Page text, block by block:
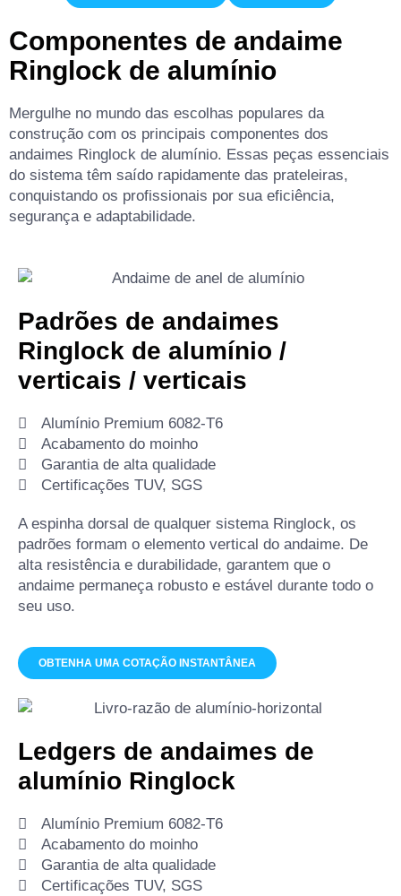
Componentes de andaime
Ringlock de alumínio
Mergulhe no mundo das escolhas populares da
construção com os principais componentes dos
andaimes Ringlock de alumínio. Essas peças essenciais
do sistema têm saído rapidamente das prateleiras,
conquistando os profissionais por sua eficiência,
segurança e adaptabilidade.
Padrões de andaimes
Ringlock de alumínio /
verticais / verticais
Alumínio Premium 6082-T6
Acabamento do moinho
Garantia de alta qualidade
Certificações TUV, SGS
A espinha dorsal de qualquer sistema Ringlock, os
padrões formam o elemento vertical do andaime. De
alta resistência e durabilidade, garantem que o
andaime permaneça robusto e estável durante todo o
seu uso.
OBTENHA UMA COTAÇÃO INSTANTÂNEA
Ledgers de andaimes de
alumínio Ringlock
Alumínio Premium 6082-T6
Acabamento do moinho
Garantia de alta qualidade
Certificações TUV, SGS